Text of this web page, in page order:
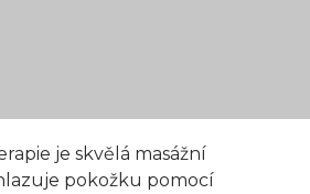
je skvělá masážní
pokožku pomocí